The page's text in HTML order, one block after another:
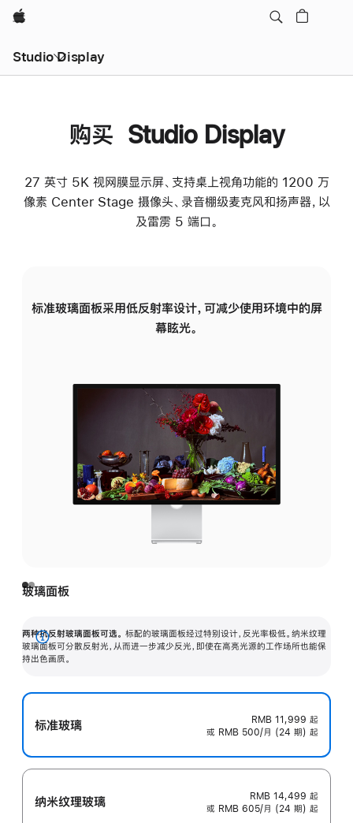
Apple
Studio Display
购买 Studio Display
27 英寸 5K 视网膜显示屏、支持桌上视角功能的 1200 万
像素 Center Stage 摄像头、录音棚级麦克风和扬声器，以
及雷雳 5 端口。
标准玻璃面板采用低反射率设计，可减少使用环境中的屏
幕眩光。
玻璃面板
两种抗反射玻璃面板可选。 标配的玻璃面板经过特别设计，反光率极低。纳米纹理
玻璃面板可分散反射光，从而进一步减少反光，即使在高亮光源的工作场所也能保
持出色画质。
展
开
标准玻璃 RMB 11,999 起
或 RMB 500/月 (24 期) 起
纳米纹理玻璃 RMB 14,499 起
或 RMB 605/月 (24 期) 起